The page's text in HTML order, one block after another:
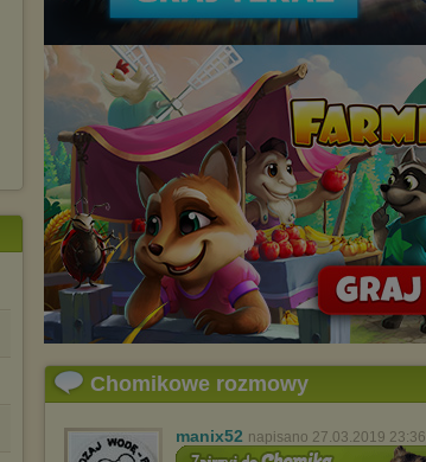
Chomikowe rozmowy
manix52 napisano 27.03.2019 23:36